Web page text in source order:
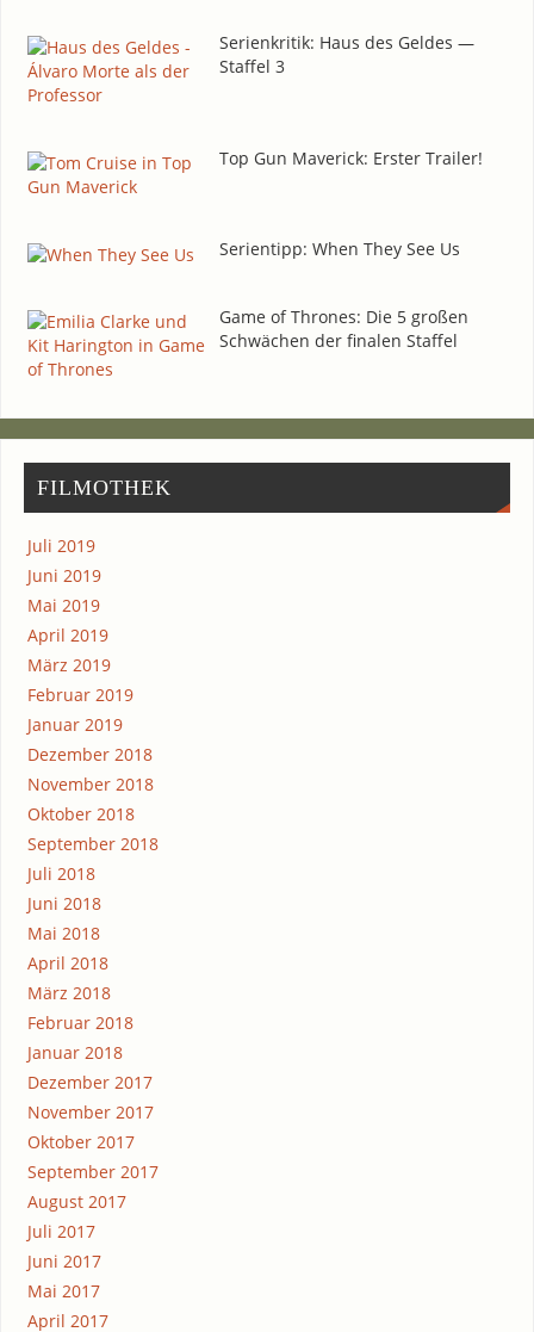
Seri­en­kri­tik: Haus des Gel­des —
Staf­fel 3
Top Gun Maverick: Ers­ter Trailer!
Seri­en­tipp: When They See Us
Game of Thro­nes: Die 5 gro­ßen
Schwä­chen der fina­len Staffel
FIL­MO­THEK
Juli 2019
Juni 2019
Mai 2019
April 2019
März 2019
Februar 2019
Januar 2019
Dezember 2018
November 2018
Oktober 2018
September 2018
Juli 2018
Juni 2018
Mai 2018
April 2018
März 2018
Februar 2018
Januar 2018
Dezember 2017
November 2017
Oktober 2017
September 2017
August 2017
Juli 2017
Juni 2017
Mai 2017
April 2017